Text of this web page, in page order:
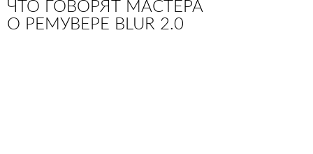
ЧТО ГОВОРЯТ МАСТЕРА
О РЕМУВЕРЕ BLUR 2.0